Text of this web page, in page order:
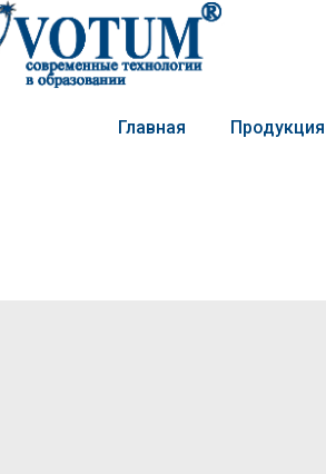
Главная Продукция